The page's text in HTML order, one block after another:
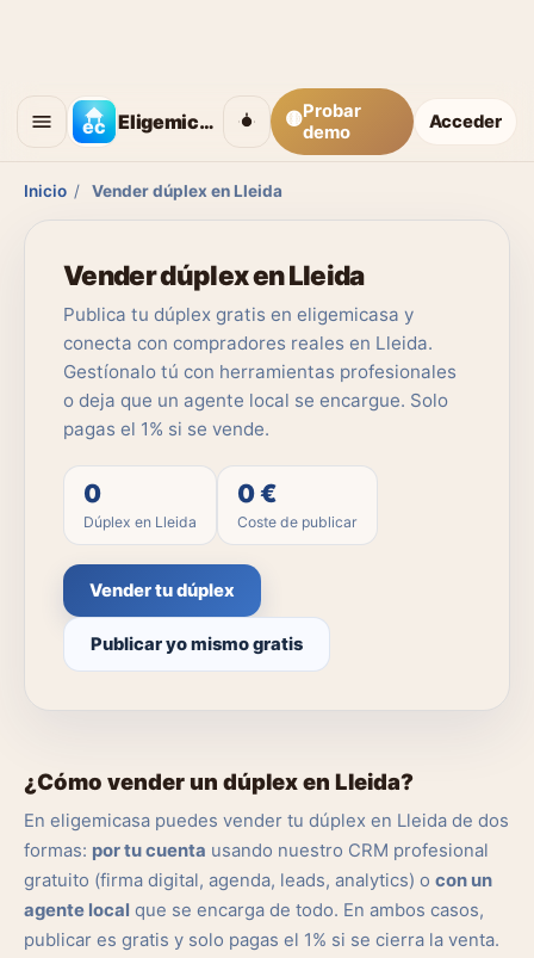
Eligemicasa 🟡Probar
demo
Acceder
Inicio / Vender dúplex en Lleida
Vender dúplex en Lleida
Publica tu dúplex gratis en eligemicasa y
conecta con compradores reales en Lleida.
Gestíonalo tú con herramientas profesionales
o deja que un agente local se encargue. Solo
pagas el 1% si se vende.
0
Dúplex en Lleida
0 €
Coste de publicar
Vender tu dúplex
Publicar yo mismo gratis
¿Cómo vender un dúplex en Lleida?
En eligemicasa puedes vender tu dúplex en Lleida de dos
formas: por tu cuenta usando nuestro CRM profesional
gratuito (firma digital, agenda, leads, analytics) o con un
agente local que se encarga de todo. En ambos casos,
publicar es gratis y solo pagas el 1% si se cierra la venta.